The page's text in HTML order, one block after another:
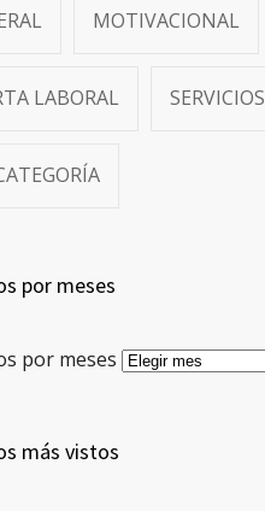
MOTIVACIONAL
LABORAL SERVICIOS
por meses
por meses
más vistos